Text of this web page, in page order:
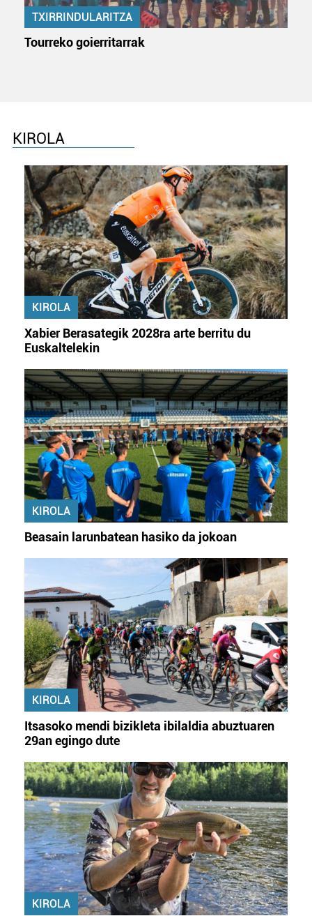
TXIRRINDULARITZA
Tourreko goierritarrak
KIROLA
KIROLA
Xabier Berasategik 2028ra arte berritu du
Euskaltelekin
KIROLA
Beasain larunbatean hasiko da jokoan
KIROLA
Itsasoko mendi bizikleta ibilaldia abuztuaren
29an egingo dute
KIROLA